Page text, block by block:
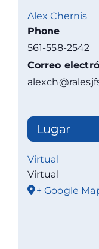
Alex Chernis
Phone
561-558-2542
Correo
Lugar
Virtual
Virtual
+ Google